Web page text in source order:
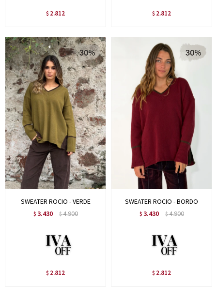
$ 2.812 $ 2.812
SWEATER ROCIO - VERDE
$ 3.430 $4.900
$ 2.812
SWEATER ROCIO - BORDO
$ 3.430 $4.900
$ 2.812